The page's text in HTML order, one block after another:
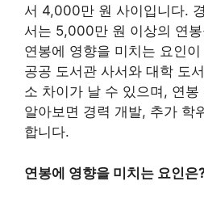
서 4,000만 원 사이입니다.
서는 5,000만 원 이상의 연
연봉에 영향을 미치는 요인
공공 도서관 사서와 대학 도
소 차이가 날 수 있으며, 연
알아보면 경력 개발, 추가 학
합니다.
연봉에 영향을 미치는 요인은